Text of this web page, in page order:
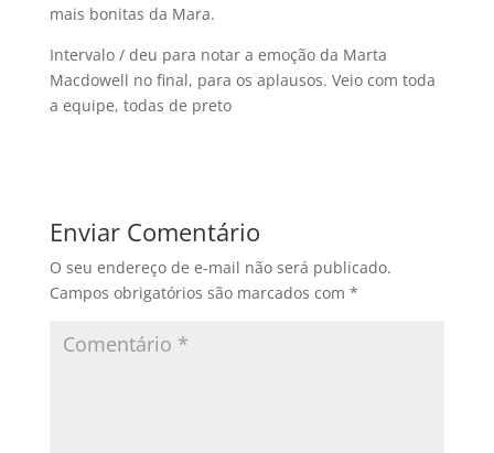
mais bonitas da Mara.
Intervalo / deu para notar a emoção da Marta
Macdowell no final, para os aplausos. Veio com toda
a equipe, todas de preto
Enviar Comentário
O seu endereço de e-mail não será publicado.
Campos obrigatórios são marcados com *